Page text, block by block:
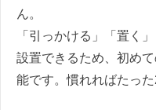
ん。
「引っかける」「置く
設置できるため、初め
能です。慣れればたっ